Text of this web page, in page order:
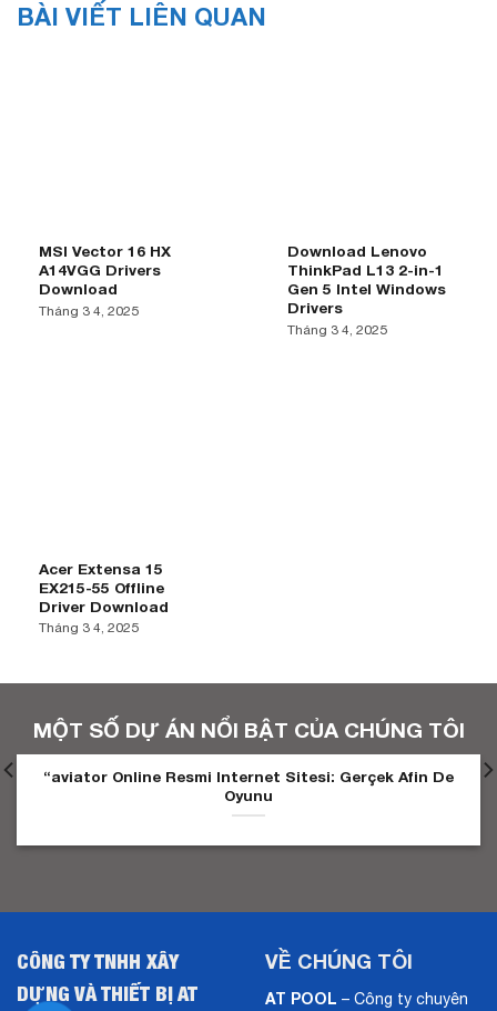
BÀI VIẾT LIÊN QUAN
MSI Vector 16 HX
A14VGG Drivers
Download
Tháng 3 4, 2025
Download Lenovo
ThinkPad L13 2-in-1
Gen 5 Intel Windows
Drivers
Tháng 3 4, 2025
Acer Extensa 15
EX215-55 Offline
Driver Download
Tháng 3 4, 2025
MỘT SỐ DỰ ÁN NỔI BẬT CỦA CHÚNG TÔI
“aviator Online Resmi Internet Sitesi: Gerçek Afin De
Oyunu
CÔNG TY TNHH XÂY
DỰNG VÀ THIẾT BỊ AT
VỀ CHÚNG TÔI
AT POOL – Công ty chuyên